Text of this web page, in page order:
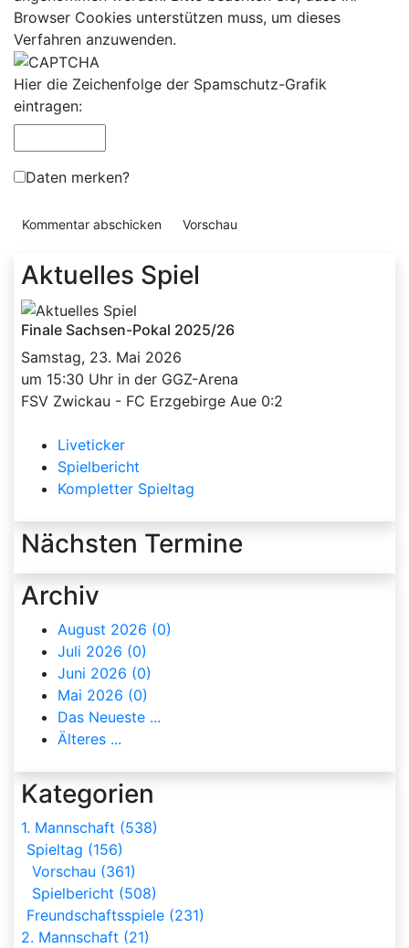
Browser Cookies unterstützen muss, um dieses
Verfahren anzuwenden.
Hier die Zeichenfolge der Spamschutz-Grafik
eintragen:
Daten merken?
Aktuelles Spiel
Finale Sachsen-Pokal 2025/26
Samstag, 23. Mai 2026
um 15:30 Uhr in der GGZ-Arena
FSV Zwickau - FC Erzgebirge Aue 0:2
Liveticker
Spielbericht
Kompletter Spieltag
Nächsten Termine
Archiv
August 2026 (0)
Juli 2026 (0)
Juni 2026 (0)
Mai 2026 (0)
Das Neueste ...
Älteres ...
Kategorien
1. Mannschaft (538)
Spieltag (156)
Vorschau (361)
Spielbericht (508)
Freundschaftsspiele (231)
2. Mannschaft (21)